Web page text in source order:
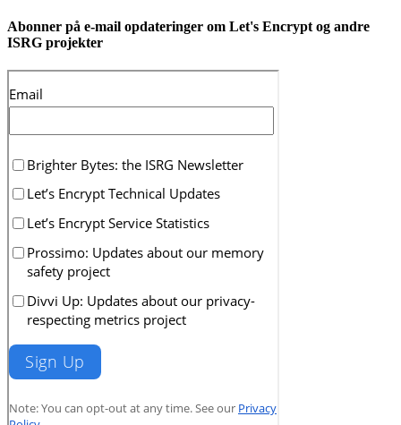
Abonner på e-mail opdateringer om Let's Encrypt og andre
ISRG projekter